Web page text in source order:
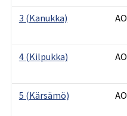
3 (Kanukka) AO
4 (Kilpukka) AO
5 (Kärsämö) AO